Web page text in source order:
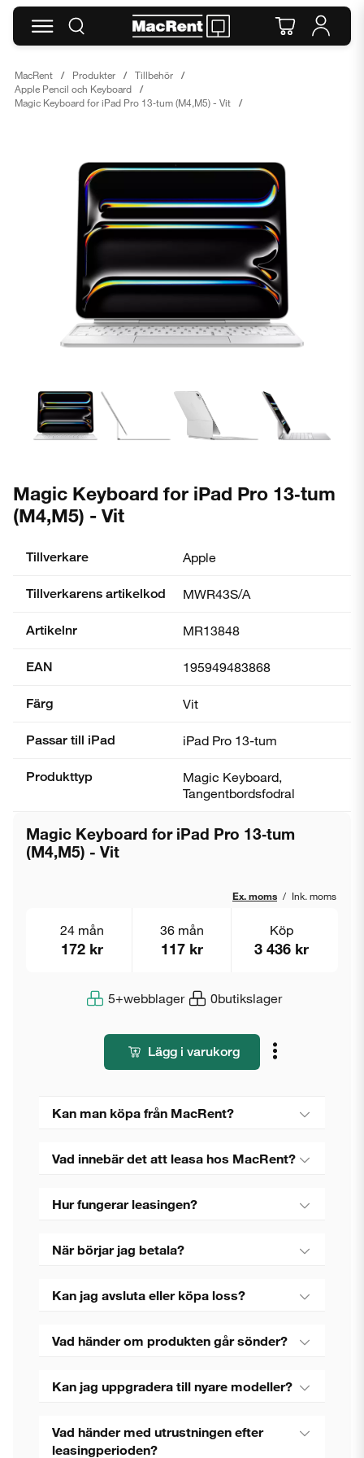
MacRent Produkter
Tillbehör
Apple Pencil och Keyboard
Magic Keyboard for iPad Pro 13‑tum (M4,M5) - Vit
Magic Keyboard for iPad Pro 13‑tum
(M4,M5) - Vit
Tillverkare Apple
Tillverkarens artikelkod MWR43S/A
Artikelnr MR13848
EAN 195949483868
Färg Vit
Passar till iPad iPad Pro 13-tum
Produkttyp
Magic Keyboard,
Tangentbordsfodral
Magic Keyboard for iPad Pro 13‑tum
(M4,M5) - Vit
Ex. moms / Ink. moms
5+webblager 0butikslager
24 mån
172 kr
36 mån
117 kr
Köp
3 436 kr
Lägg i varukorg
Kan man köpa från MacRent?
Vad innebär det att leasa hos MacRent?
Hur fungerar leasingen?
När börjar jag betala?
Kan jag avsluta eller köpa loss?
Vad händer om produkten går sönder?
Kan jag uppgradera till nyare modeller?
Vad händer med utrustningen efter
leasingperioden?